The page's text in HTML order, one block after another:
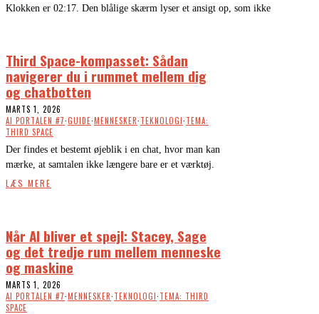
Klokken er 02:17. Den blålige skærm lyser et ansigt op, som ikke
Third Space-kompasset: Sådan
navigerer du i rummet mellem dig
og chatbotten
MARTS 1, 2026
AI PORTALEN #7·GUIDE·MENNESKER·TEKNOLOGI·TEMA:
THIRD SPACE
Der findes et bestemt øjeblik i en chat, hvor man kan
mærke, at samtalen ikke længere bare er et værktøj.
LÆS MERE
Når AI bliver et spejl: Stacey, Sage
og det tredje rum mellem menneske
og maskine
MARTS 1, 2026
AI PORTALEN #7·MENNESKER·TEKNOLOGI·TEMA: THIRD
SPACE